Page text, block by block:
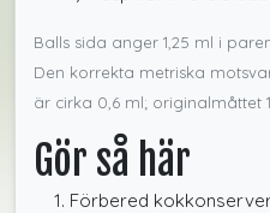
Balls sida anger 1,25 ml i
Den korrekta metriska
är cirka 0,6 ml; originalmåttet
Gör så här
Förbered